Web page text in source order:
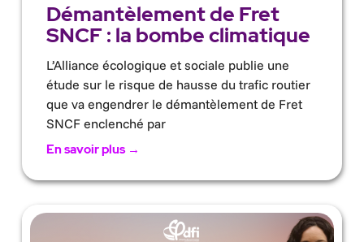
Démantèlement de Fret
SNCF : la bombe climatique
L’Alliance écologique et sociale publie une
étude sur le risque de hausse du trafic routier
que va engendrer le démantèlement de Fret
SNCF enclenché par
En savoir plus →